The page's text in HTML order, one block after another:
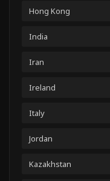
Hong Kong
India
Iran
Ireland
Italy
Jordan
Kazakhstan